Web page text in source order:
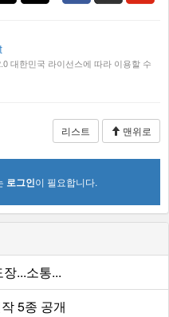
대한민국 라이선스에 따라 이용할 수
리스트 맨위로
로그인이 필요합니다.
...소통...
5종 공개